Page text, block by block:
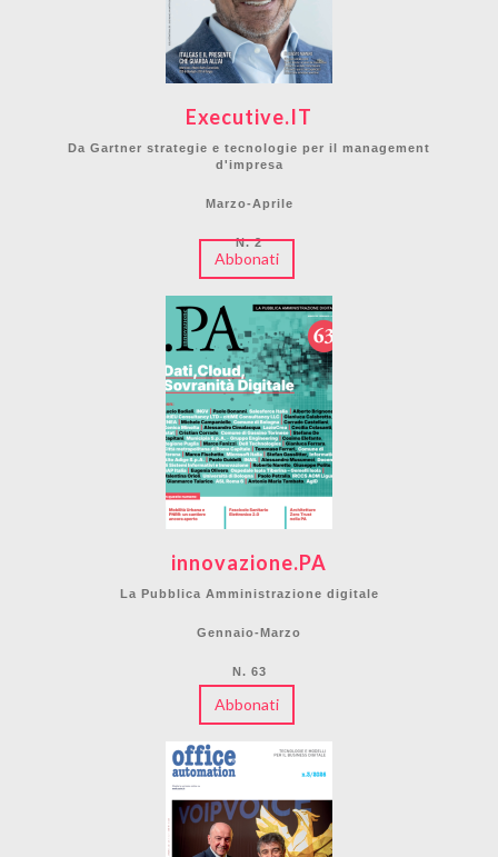
Executive.IT
Da Gartner strategie e tecnologie per il management
d'impresa
Marzo-Aprile
N. 2
Abbonati
innovazione.PA
La Pubblica Amministrazione digitale
Gennaio-Marzo
N. 63
Abbonati